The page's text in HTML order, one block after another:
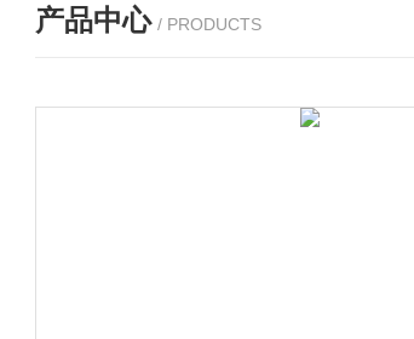
产品中心 / PRODUCTS